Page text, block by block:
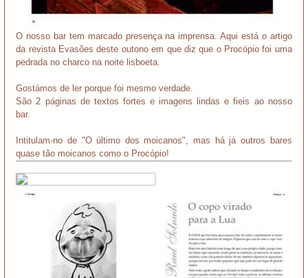
O nosso bar tem marcado presença na imprensa. Aqui está o artigo
da revista Evasões deste outono em que diz que o Procópio foi uma
pedrada no charco na noite lisboeta.
Gostámos de ler porque foi mesmo verdade.
São 2 páginas de textos fortes e imagens lindas e fieis ao nosso
bar.
Intitulam-no de "O último dos moicanos", mas há já outros bares
quase tão moicanos como o Procópio!